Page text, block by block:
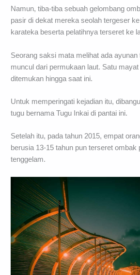
Namun, tiba-tiba sebuah gelombang
pasir di dekat mereka seolah tergeser
karateka beserta pelatihnya terseret ke
Seorang saksi mata melihat ada ayunan
muncul dari permukaan laut. Satu
ditemukan hingga saat ini.
Untuk memperingati kejadian itu,
tugu bernama Tugu Inkai di pantai ini.
Setelah itu, pada tahun 2015, empat
berusia 13-15 tahun pun terseret ombak
tenggelam.